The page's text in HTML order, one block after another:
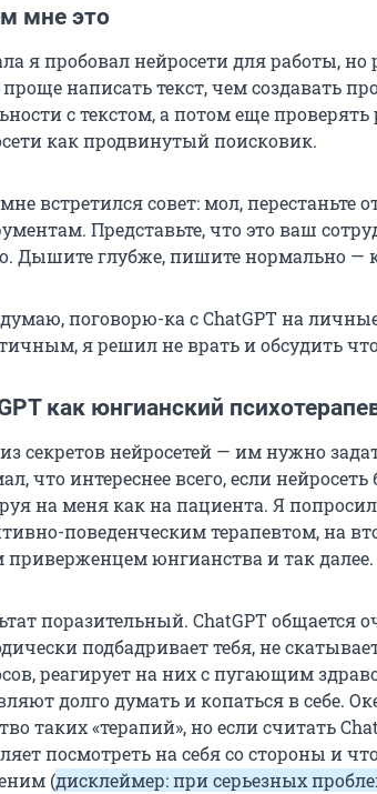
мне это
я пробовал нейросети для работы,
проще написать текст, чем создавать
с текстом, а потом еще
как продвинутый поисковик.
встретился совет: мол, перестаньте
Представьте, что это ваш
Дышите глубже, пишите нормально —
поговорю-ка с ChatGPT на
я решил не врать и обсудить
как юнгианский
секретов нейросетей — им нужно
что интереснее всего, если
на меня как на пациента. Я
поведенческим терапевтом, на
приверженцем юнгианства и так далее.
поразительный. ChatGPT общается
подбадривает тебя, не
реагирует на них с пугающим
долго думать и копаться в себе.
таких «терапий», но если считать
посмотреть на себя со стороны и
(дисклеймер: при серьезных